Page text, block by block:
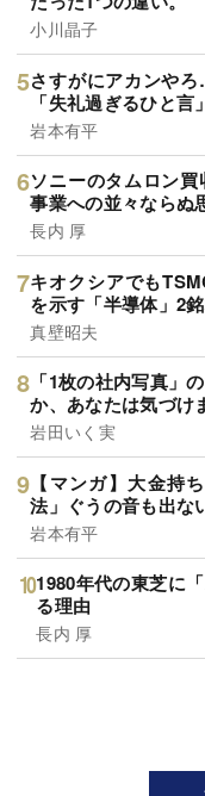
小川晶子
さすがにアカンや
「失礼過ぎるひと言
岩本有平
ソニーのタムロン
事業への並々ならぬ
長内 厚
キオクシアでも
を示す「半導体」2
真壁昭夫
「1枚の社内写真」
か、あなたは気づけ
岩田いく実
【マンガ】大金持
法」ぐうの音も出な
岩本有平
1980年代の東芝に
る理由
長内 厚